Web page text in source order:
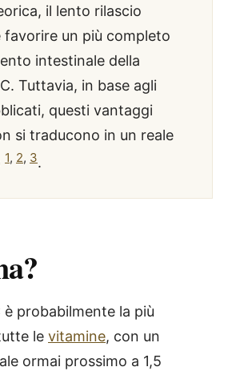
il lento rilascio
favorire un più completo
intestinale della
Tuttavia, in base agli
questi vantaggi
si traducono in un reale
1, 2, 3.
è probabilmente la più
le vitamine, con un
ormai prossimo a 1,5